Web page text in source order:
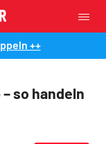
++
so handeln